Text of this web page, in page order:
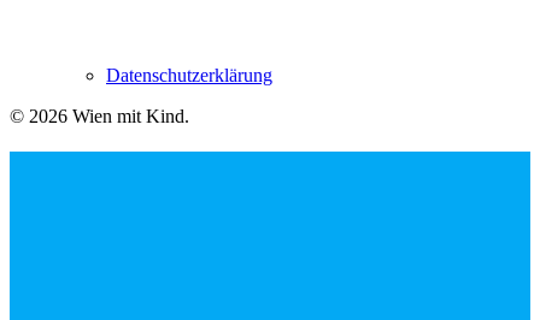
Datenschutzerklärung
© 2026 Wien mit Kind.